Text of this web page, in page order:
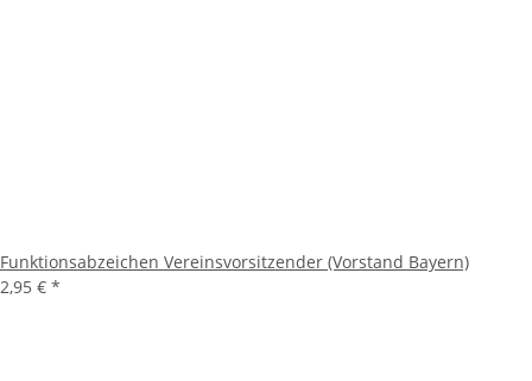
Funktionsabzeichen Vereinsvorsitzender (Vorstand Bayern)
2,95 € *